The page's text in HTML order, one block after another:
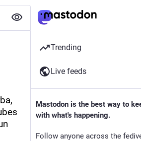
Trending
Live feeds
Mastodon is the best way to
with what's happening.
Follow anyone across the